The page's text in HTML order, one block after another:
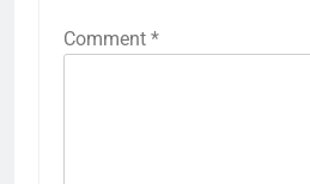
Comment *